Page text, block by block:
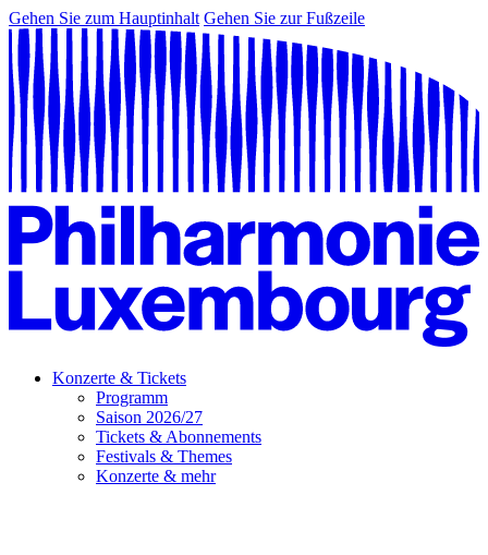
Gehen Sie zum Hauptinhalt Gehen Sie zur Fußzeile
Konzerte & Tickets
Programm
Saison 2026/27
Tickets & Abonnements
Festivals & Themes
Konzerte & mehr